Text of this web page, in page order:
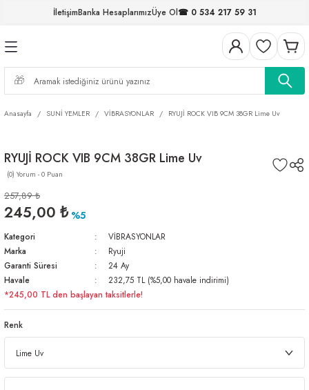
İletişimBanka HesaplarımızÜye Ol☎ 0 534 217 59 31
Geri Dön
Geri Dön
Geri Dön
Geri Dön
FIRDÖNDÜLER
Geri Dön
Geri Dön
Geri Dön
Geri Dön
Anasayfa SUNİ YEMLER VİBRASYONLAR RYUJİ ROCK VIB 9CM 38GR Lime Uv
RYUJİ ROCK VIB 9CM 38GR Lime Uv
(0) Yorum - 0 Puan
257,89 ₺
245,00 ₺ %5
Kategori
VİBRASYONLAR
Marka
Ryuji
Garanti Süresi
24 Ay
Havale
232,75 TL (%5,00 havale indirimi)
*245,00 TL den başlayan taksitlerle!
Renk